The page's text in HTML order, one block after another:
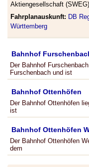
Aktiengesellschaft
Fahrplanauskunft: DB
Württemberg
Bahnhof
Der Bahnhof
Furschenbach und ist
Bahnhof Ottenhöfen
Der Bahnhof Ottenhöfen
ist
Bahnhof Ottenhöfen
Der Bahnhof Ottenhöfen
dem